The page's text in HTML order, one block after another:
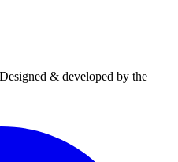
& developed by the